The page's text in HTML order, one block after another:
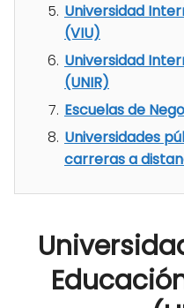
Universidad
(VIU)
Universidad
(UNIR)
Escuelas de
Universidades
carreras a